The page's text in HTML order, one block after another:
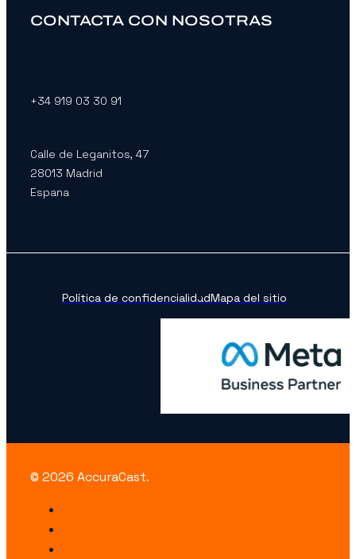
CONTACTA CON NOSOTRAS
+34 919 03 30 91
Calle de Leganitos, 47
28013 Madrid
Espana
Política de confidencialidadMapa del sitio
© 2026 AccuraCast.